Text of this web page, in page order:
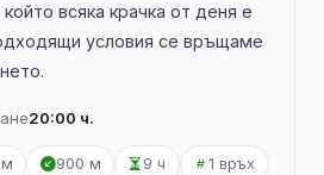
всяка крачка от деня е
условия се връщаме
20:00 ч.
900 м 9 ч 1 връх